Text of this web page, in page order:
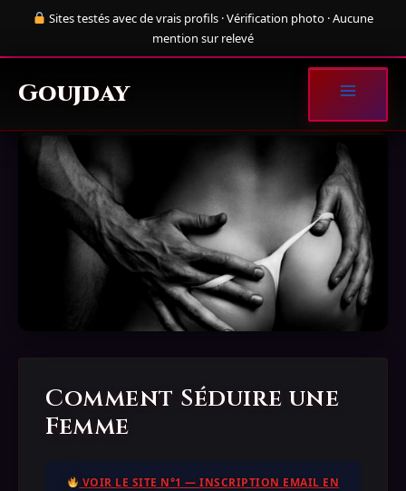
Sites testés avec de vrais profils · Vérification photo · Aucune
mention sur relevé
contenu
Goujday
Comment Séduire une
Femme
VOIR LE SITE N°1 — INSCRIPTION EMAIL EN